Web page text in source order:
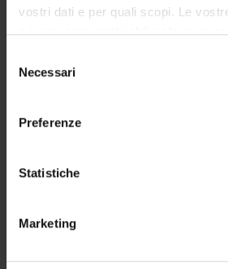
vostri dati e per quali scopi. Le
privacy sono applicabili solo su
modificare o revocare il proprio
momento dalla Dichiarazione sui
raccogliere informazioni
geografica, con
Identificare il tuo dispositivo,
delNecessari
Preferenze
Statistiche
Marketing
DEPARTMENT FACILITIES
LABORATORIES AND RESEARCH
Contacts
Places